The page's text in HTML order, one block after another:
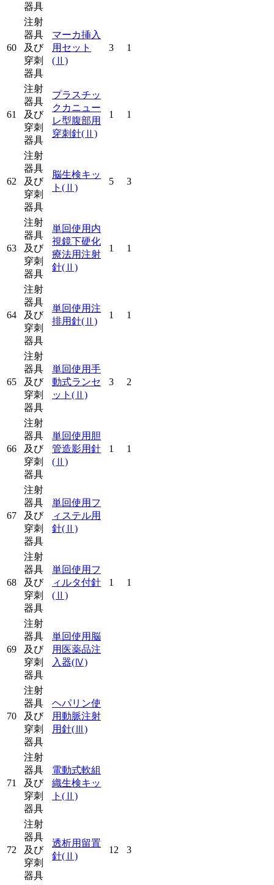
器具
60
注射
器具
及び
穿刺
器具
マーカ挿入
用セット
(Ⅱ)
3 1
61
注射
器具
及び
穿刺
器具
プラスチッ
クカニュー
レ型腹部用
穿刺針(Ⅱ)
1 1
62
注射
器具
及び
穿刺
器具
脳生検キッ
ト (Ⅱ)
5 3
63
注射
器具
及び
穿刺
器具
単回使用内
視鏡下硬化
療法用注射
針(Ⅱ)
1 1
64
注射
器具
及び
穿刺
器具
単回使用注
排用針(Ⅱ)
1 1
65
注射
器具
及び
穿刺
器具
単回使用手
動式ランセ
ット (Ⅱ)
3 2
66
注射
器具
及び
穿刺
器具
単回使用胆
管造影用針
(Ⅱ)
1 1
67
注射
器具
及び
穿刺
器具
単回使用フ
ィステル用
針(Ⅱ)
68
注射
器具
及び
穿刺
器具
単回使用フ
ィルタ付針
(Ⅱ)
1 1
69
注射
器具
及び
穿刺
器具
単回使用脳
用医薬品注
入器(Ⅳ)
70
注射
器具
及び
穿刺
器具
ヘパリン使
用動脈注射
用針(Ⅲ)
71
注射
器具
及び
穿刺
器具
電動式軟組
織生検キッ
ト (Ⅱ)
72
注射
器具
及び
穿刺
器具
透析用留置
針(Ⅱ)
12 3